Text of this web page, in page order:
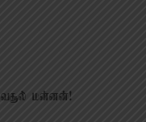
வசூல் மன்னன்!